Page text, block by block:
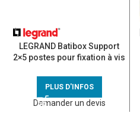
LEGRAND Batibox Support
2×5 postes pour fixation à vis
PLUS D'INFOS
Demander un devis